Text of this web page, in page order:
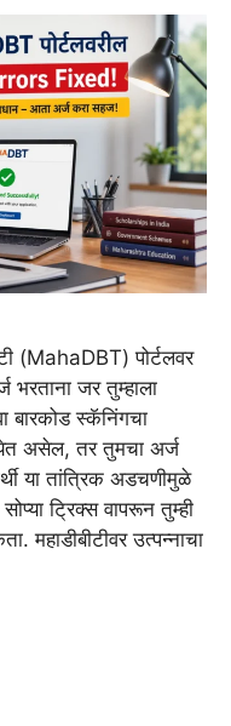
(MahaDBT) पोर्टलवर
भरताना जर तुम्हाला
स्कॅनिंगचा
असेल, तर तुमचा अर्ज
या तांत्रिक अडचणीमुळे
ट्रिक्स वापरून तुम्ही
महाडीबीटीवर उत्पन्नाचा